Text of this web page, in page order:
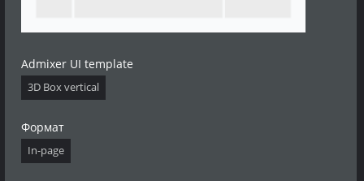
Admixer UI template
3D Box vertical
Формат
In-page